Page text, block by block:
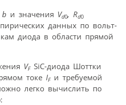
b и значения Vd0, Rd0
данных по вольт-
диода в области прямой
VFSiC-диода Шоттки
токе IFи требуемой
легко вычислить по